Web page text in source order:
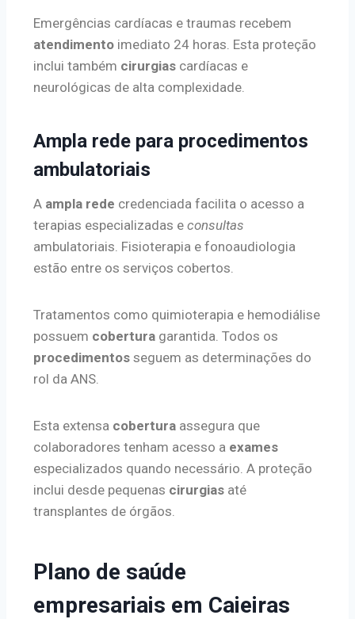
Emergências cardíacas e traumas recebem
atendimento imediato 24 horas. Esta proteção
inclui também cirurgias cardíacas e
neurológicas de alta complexidade.
Ampla rede para procedimentos
ambulatoriais
A ampla rede credenciada facilita o acesso a
terapias especializadas e consultas
ambulatoriais. Fisioterapia e fonoaudiologia
estão entre os serviços cobertos.
Tratamentos como quimioterapia e hemodiálise
possuem cobertura garantida. Todos os
procedimentos seguem as determinações do
rol da ANS.
Esta extensa cobertura assegura que
colaboradores tenham acesso a exames
especializados quando necessário. A proteção
inclui desde pequenas cirurgias até
transplantes de órgãos.
Plano de saúde
empresariais em Caieiras